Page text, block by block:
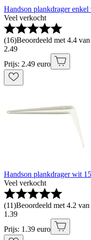
Handson plankdrager
Veel verkocht
(16)Beoordeeld met 4.4
2.49
Prijs: 2.49 euro
Handson plankdrager wit
Veel verkocht
(11)Beoordeeld met 4.2
1 .39
Prijs: 1.39 euro